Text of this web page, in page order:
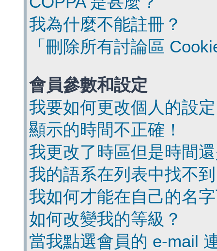
我為什麼不能註冊？
「刪除所有討論區
會員參數和設定
我要如何更改個人的設
顯示的時間不正確！
我更改了時區但是時間
我的語系在列表中找不
我如何才能在自己的名
如何改變我的等級？
當我點選會員的 e-mail